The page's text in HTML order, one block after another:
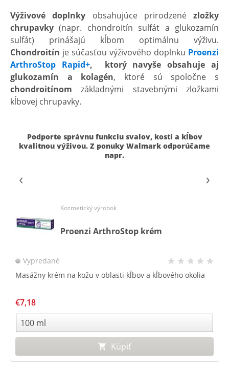
Výživové doplnky obsahujúce prirodzené zložky
chrupavky (napr. chondroitín sulfát a glukozamín
sulfát) prinášajú kĺbom optimálnu výživu.
Chondroitín je súčasťou výživového doplnku Proenzi
ArthroStop Rapid+, ktorý navyše obsahuje aj
glukozamín a kolagén, ktoré sú spoločne s
chondroitínom základnými stavebnými zložkami
kĺbovej chrupavky.
Podporte správnu funkciu svalov, kostí a kĺbov
kvalitnou výživou. Z ponuky Walmark odporúčame
napr.
Kozmetický výrobok
Proenzi ArthroStop krém
Vypredané
Masážny krém na kožu v oblasti kĺbov a kĺbového okolia
€7,18
Kúpiť